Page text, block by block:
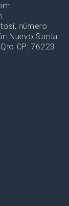
número
Nuevo Santa
CP: 76223